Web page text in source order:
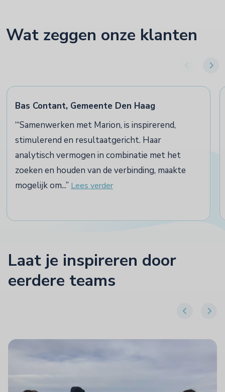
Wat zeggen onze klanten
Bas Contant, Gemeente Den Haag
‘Samenwerken met Marion, is inspirerend,
stimulerend en resultaatgericht. Haar
analytisch vermogen in combinatie met het
zoeken en houden van de verbinding, maakte
mogelijk om... Lees verder
Laat je inspireren door
eerdere teams